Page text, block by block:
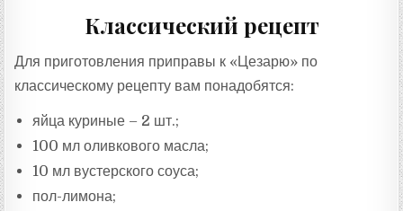
Классический рецепт
Для приготовления приправы к «Цезарю» по
классическому рецепту вам понадобятся:
яйца куриные – 2 шт.;
100 мл оливкового масла;
10 мл вустерского соуса;
пол-лимона;